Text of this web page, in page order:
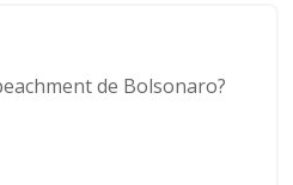
de Bolsonaro?